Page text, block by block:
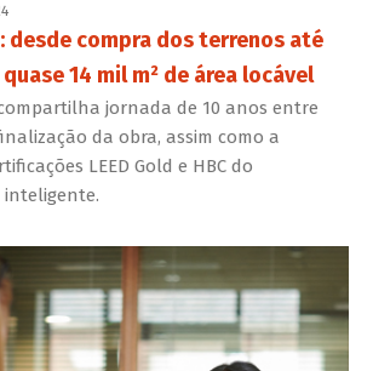
desde compra dos terrenos até
14 mil m² de área locável
jornada de 10 anos entre
da obra, assim como a
LEED Gold e HBC do